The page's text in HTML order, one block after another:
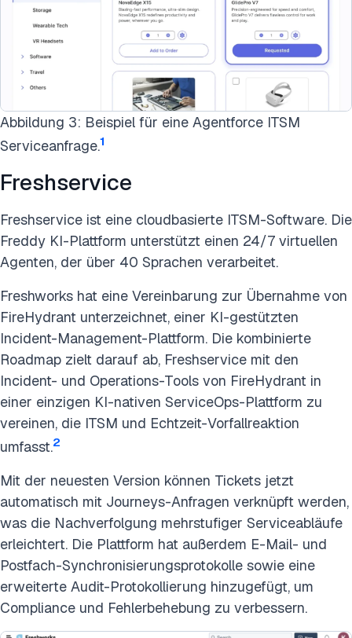
Abbildung 3: Beispiel für eine Agentforce ITSM
Serviceanfrage.1
Freshservice
Freshservice ist eine cloudbasierte ITSM-Software. Die
Freddy KI-Plattform unterstützt einen 24/7 virtuellen
Agenten, der über 40 Sprachen verarbeitet.
Freshworks hat eine Vereinbarung zur Übernahme von
FireHydrant unterzeichnet, einer KI-gestützten
Incident-Management-Plattform. Die kombinierte
Roadmap zielt darauf ab, Freshservice mit den
Incident- und Operations-Tools von FireHydrant in
einer einzigen KI-nativen ServiceOps-Plattform zu
vereinen, die ITSM und Echtzeit-Vorfallreaktion
umfasst.2
Mit der neuesten Version können Tickets jetzt
automatisch mit Journeys-Anfragen verknüpft werden,
was die Nachverfolgung mehrstufiger Serviceabläufe
erleichtert. Die Plattform hat außerdem E-Mail- und
Postfach-Synchronisierungsprotokolle sowie eine
erweiterte Audit-Protokollierung hinzugefügt, um
Compliance und Fehlerbehebung zu verbessern.